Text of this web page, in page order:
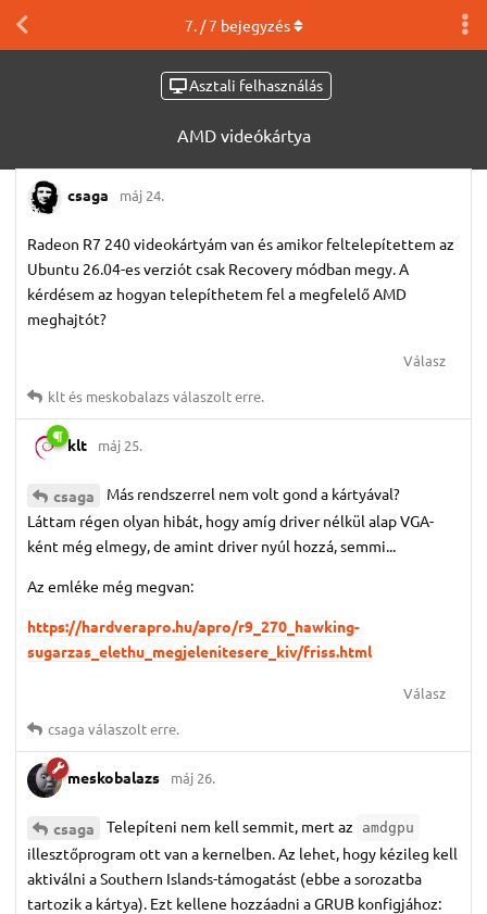
Asztali felhasználás
AMD videókártya
7. /7 bejegyzés
csaga máj 24.
Radeon R7 240 videokártyám van és amikor feltelepítettem az
Ubuntu 26.04-es verziót csak Recovery módban megy. A
kérdésem az hogyan telepíthetem fel a megfelelő AMD
meghajtót?
Válasz
kltés meskobalazsválaszolt erre.
klt máj 25.
csaga
Más rendszerrel nem volt gond a kártyával?
Láttam régen olyan hibát, hogy amíg driver nélkül alap VGA-
ként még elmegy, de amint driver nyúl hozzá, semmi...
Az emléke még megvan:
https://hardverapro.hu/apro/r9_270_hawking-
sugarzas_elethu_megjelenitesere_kiv/friss.html
Válasz
csaga válaszolt erre.
meskobalazs máj 26.
csaga Telepíteni nem kell semmit, mert az amdgpu
illesztőprogram ott van a kernelben. Az lehet, hogy kézileg kell
aktiválni a Southern Islands-támogatást (ebbe a sorozatba
tartozik a kártya). Ezt kellene hozzáadni a GRUB konfigjához: